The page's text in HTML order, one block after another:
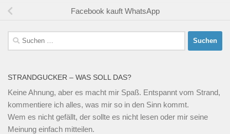
Facebook kauft WhatsApp
Suchen
nach:
STRANDGUCKER – WAS SOLL DAS?
Keine Ahnung, aber es macht mir Spaß. Entspannt vom Strand,
kommentiere ich alles, was mir so in den Sinn kommt.
Wem es nicht gefällt, der sollte es nicht lesen oder mir seine
Meinung einfach mitteilen.